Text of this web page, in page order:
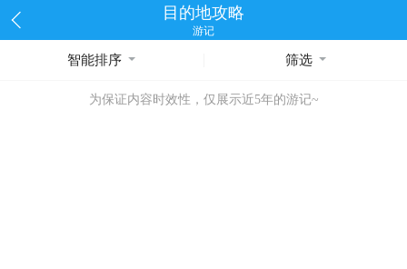
目的地攻略
游记
智能排序 筛选
为保证内容时效性，仅展示近5年的游记~